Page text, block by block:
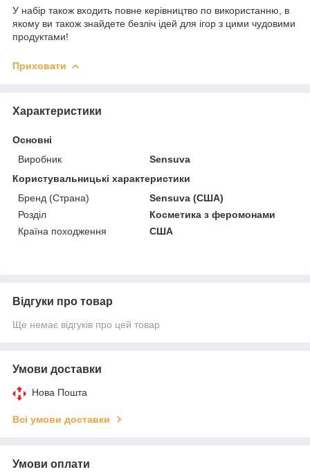
У набір також входить повне керівництво по використанню, в
якому ви також знайдете безліч ідей для ігор з цими чудовими
продуктами!
Приховати
Характеристики
Основні
Виробник
Sensuva
Користувальницькі характеристики
Бренд (Страна)
Sensuva (США)
Розділ
Косметика з феромонами
Країна походження
США
Відгуки про товар
Ще немає відгуків про цей товар
Умови доставки
Нова Пошта
Всі умови доставки
Умови оплати